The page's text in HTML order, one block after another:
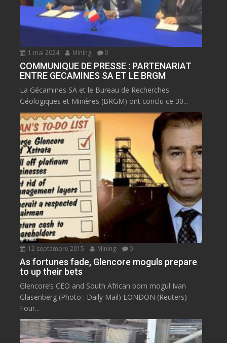
1 mai 2024 Mining 0
COMMUNIQUE DE PRESSE : PARTENARIAT
ENTRE GECAMINES SA ET LE BRGM
La Gécamines SA et le Bureau de Recherches
Géologiques et Minières (BRGM) ont conclu ce 30...
12 septembre 2015 Mining 0
As fortunes fade, Glencore moguls prepare
to up their bets
Glencore’s CEO and South African born mogul Ivan
Glasenberg (Photo : Daily Mail) LONDON (Reuters) –
Four...